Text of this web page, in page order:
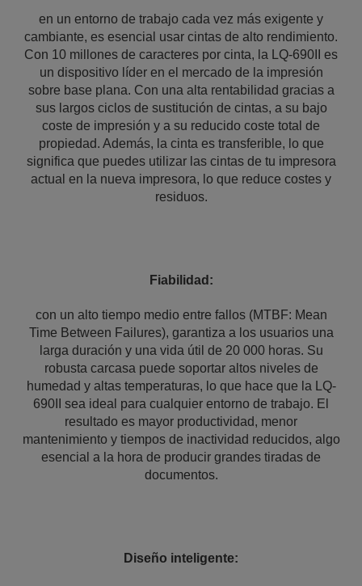
en un entorno de trabajo cada vez más exigente y
cambiante, es esencial usar cintas de alto rendimiento.
Con 10 millones de caracteres por cinta, la LQ-690II es
un dispositivo líder en el mercado de la impresión
sobre base plana. Con una alta rentabilidad gracias a
sus largos ciclos de sustitución de cintas, a su bajo
coste de impresión y a su reducido coste total de
propiedad. Además, la cinta es transferible, lo que
significa que puedes utilizar las cintas de tu impresora
actual en la nueva impresora, lo que reduce costes y
residuos.
Fiabilidad:
con un alto tiempo medio entre fallos (MTBF: Mean
Time Between Failures), garantiza a los usuarios una
larga duración y una vida útil de 20 000 horas. Su
robusta carcasa puede soportar altos niveles de
humedad y altas temperaturas, lo que hace que la LQ-
690II sea ideal para cualquier entorno de trabajo. El
resultado es mayor productividad, menor
mantenimiento y tiempos de inactividad reducidos, algo
esencial a la hora de producir grandes tiradas de
documentos.
Diseño inteligente: